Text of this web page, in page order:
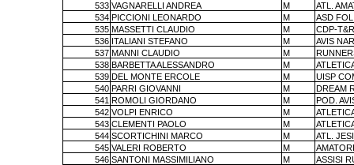
533 VAGNARELLI ANDREA M
ATL.
534 PICCIONI LEONARDO M
ASD
535 MASSETTI CLAUDIO M
CDP-
536 ITALIANI STEFANO M
AVIS
537 MANNI CLAUDIO M
538 BARBETTA ALESSANDRO M
539 DEL MONTE ERCOLE M
UISP
540 PARRI GIOVANNI M
DREAM
541 ROMOLI GIORDANO M
POD.
542 VOLPI ENRICO M
543 CLEMENTI PAOLO M
544 SCORTICHINI MARCO M
ATL. JESI
545 VALERI ROBERTO M
546 SANTONI MASSIMILIANO M
ASSISI